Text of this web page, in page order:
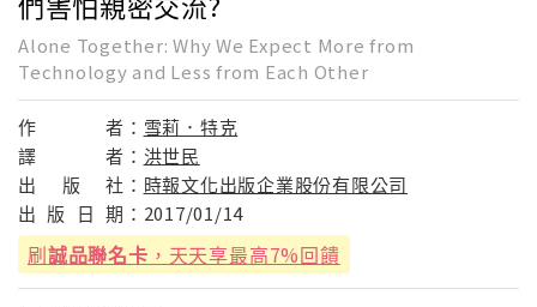
Alone Together: Why We Expect More from
Technology and Less from Each Other
作 者： 雪莉．特克
譯
者： 洪世民
出
版 社： 時報文化出版企業股份有限公司
出 版 日 期： 2017/01/14
刷誠品聯名卡 ，天天享最高7%回饋